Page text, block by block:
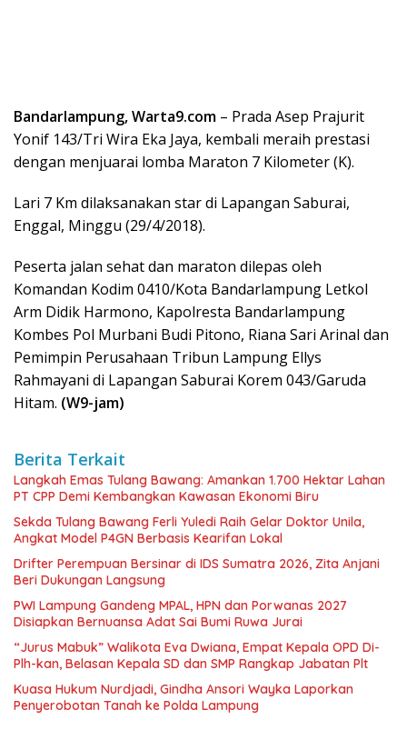
Bandarlampung, Warta9.com – Prada Asep Prajurit
Yonif 143/Tri Wira Eka Jaya, kembali meraih prestasi
dengan menjuarai lomba Maraton 7 Kilometer (K).
Lari 7 Km dilaksanakan star di Lapangan Saburai,
Enggal, Minggu (29/4/2018).
Peserta jalan sehat dan maraton dilepas oleh
Komandan Kodim 0410/Kota Bandarlampung Letkol
Arm Didik Harmono, Kapolresta Bandarlampung
Kombes Pol Murbani Budi Pitono, Riana Sari Arinal dan
Pemimpin Perusahaan Tribun Lampung Ellys
Rahmayani di Lapangan Saburai Korem 043/Garuda
Hitam. (W9-jam)
Berita Terkait
Langkah Emas Tulang Bawang: Amankan 1.700 Hektar Lahan
PT CPP Demi Kembangkan Kawasan Ekonomi Biru
Sekda Tulang Bawang Ferli Yuledi Raih Gelar Doktor Unila,
Angkat Model P4GN Berbasis Kearifan Lokal
Drifter Perempuan Bersinar di IDS Sumatra 2026, Zita Anjani
Beri Dukungan Langsung
PWI Lampung Gandeng MPAL, HPN dan Porwanas 2027
Disiapkan Bernuansa Adat Sai Bumi Ruwa Jurai
“Jurus Mabuk” Walikota Eva Dwiana, Empat Kepala OPD Di-
Plh-kan, Belasan Kepala SD dan SMP Rangkap Jabatan Plt
Kuasa Hukum Nurdjadi, Gindha Ansori Wayka Laporkan
Penyerobotan Tanah ke Polda Lampung